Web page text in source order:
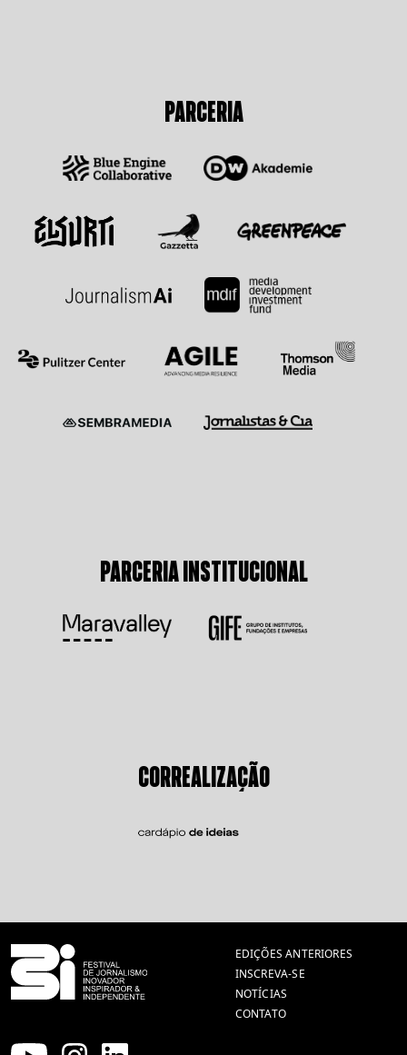
PARCERIA
PARCERIA INSTITUCIONAL
CORREALIZAÇÃO
EDIÇÕES ANTERIORES
INSCREVA-SE
NOTÍCIAS
CONTATO